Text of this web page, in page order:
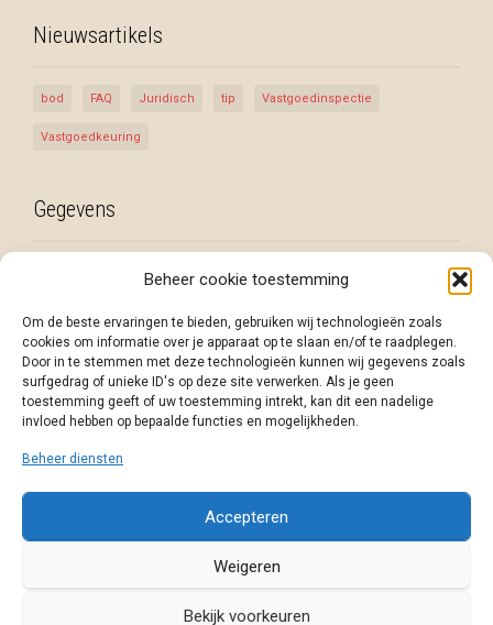
Beheer cookie toestemming
Om de beste ervaringen te bieden, gebruiken wij technologieën zoals
cookies om informatie over je apparaat op te slaan en/of te raadplegen.
Door in te stemmen met deze technologieën kunnen wij gegevens zoals
surfgedrag of unieke ID's op deze site verwerken. Als je geen
toestemming geeft of uw toestemming intrekt, kan dit een nadelige
invloed hebben op bepaalde functies en mogelijkheden.
Beheer diensten
Accepteren
Weigeren
Bekijk voorkeuren
Nieuwsartikels
bod FAQ Juridisch tip Vastgoedinspectie
Vastgoedkeuring
Gegevens
info@habit-assist.be
M: +32 (0)475 43 80 40
BTW: BE 0798.676.818
Neem contact met ons op
Facebook
Instagram
Privacybeleid
Cookiebeleid